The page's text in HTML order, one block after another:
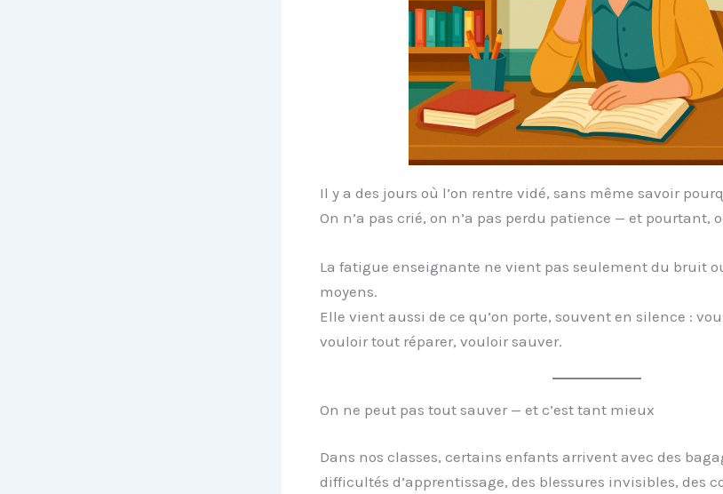
Il y a des jours où l’on rentre vidé, sans même savoir
On n’a pas crié, on n’a pas perdu patience — et pourtant,
La fatigue enseignante ne vient pas seulement du bruit
moyens.
Elle vient aussi de ce qu’on porte, souvent en silence :
vouloir tout réparer, vouloir sauver.
On ne peut pas tout sauver — et c’est tant mieux
Dans nos classes, certains enfants arrivent avec des
difficultés d’apprentissage, des blessures invisibles, des